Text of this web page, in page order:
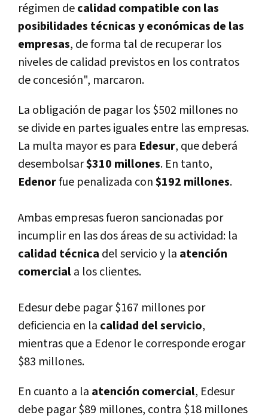
régimen decalidad compatible con las
posibilidades técnicas y económicas de las
empresas, de forma tal de recuperar los
niveles de calidad previstos en los contratos
de concesión", marcaron.
La obligación de pagar los $502 millones no
se divide en partes iguales entre las empresas.
La multa mayor es para Edesur, que deberá
desembolsar$310 millones. En tanto,
Edenorfue penalizada con$192 millones.
Ambas empresas fueron sancionadas por
incumplir en las dos áreas de su actividad: la
calidad técnica del servicio y la atención
comerciala los clientes.
Edesur debe pagar $167 millones por
deficiencia en la calidad del servicio,
mientras que a Edenor le corresponde erogar
$83 millones.
En cuanto a la atención comercial, Edesur
debe pagar $89 millones, contra $18 millones